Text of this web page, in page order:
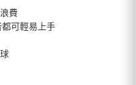
費
都可輕易上手